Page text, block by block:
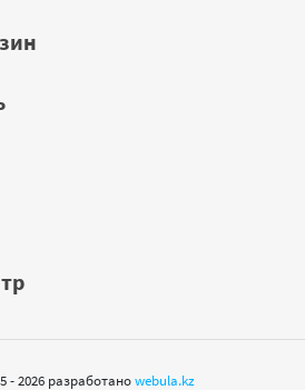
- 2026 разработаноwebula.kz